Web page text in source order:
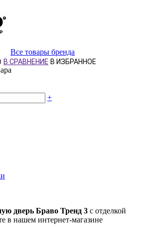
Все товары бренда
В СРАВНЕНИЕ В ИЗБРАННОЕ
+
дверь Браво Тренд 3 с отделкой
в нашем интернет-магазине